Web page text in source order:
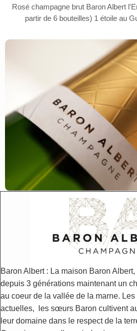
Rosé champagne brut Baron Albert
partir de 6 bouteilles) 1 étoile au
Baron Albert : La maison Baron
depuis 3 générations maintenant un
au coeur de la vallée de la marne. Les
actuelles,
les sœurs Baron cultivent
leur domaine dans le respect de la